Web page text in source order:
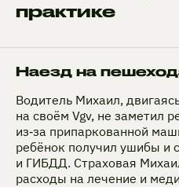
практике
Наезд на
Водитель Михаил,
на своём Vgv, не заметил
из‑за припаркованной
ребёнок получил ушибы и
и ГИБДД. Страховая
расходы на лечение и